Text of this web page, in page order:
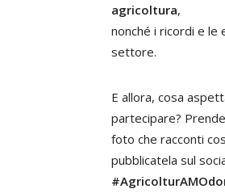
agricoltura,
nonché i ricordi e le
settore.
E allora, cosa
partecipare?
foto che racconti
pubblicatela sul